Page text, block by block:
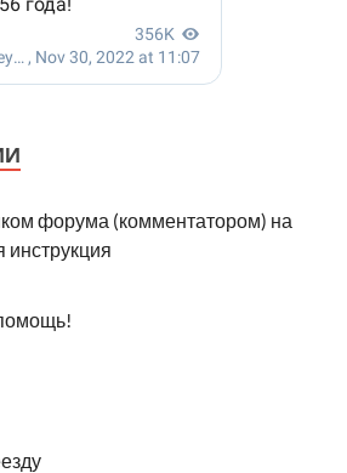
форума (комментатором) на
инструкция